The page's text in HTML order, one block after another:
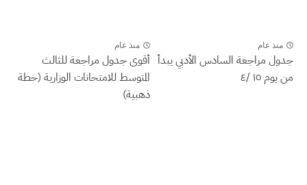
منذ عام
جدول مراجعة السادس الأدبي يبدأ
من يوم ١٥ /٤
منذ عام
أقوى جدول مراجعة للثالث
المتوسط للامتحانات الوزارية (خطة
ذهبية)